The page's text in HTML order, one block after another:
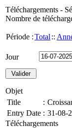
Téléchargements -
Nombre de
Période :Total ::
Jour
Objet
Title
:
Entry Date : 31-08-
Téléchargements